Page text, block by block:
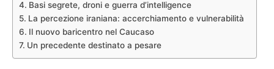
Basi segrete, droni e guerra d’intelligence
La percezione iraniana: accerchiamento e vulnerabilità
Il nuovo baricentro nel Caucaso
Un precedente destinato a pesare